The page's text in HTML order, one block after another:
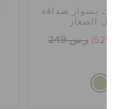
بسوار صداقة
الصغار
ر.س 249